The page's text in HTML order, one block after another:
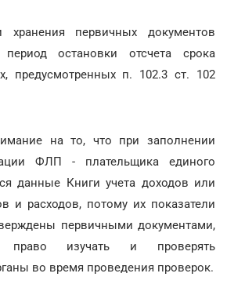
хранения первичных документов
остановки отсчета срока
предусмотренных п. 102.3 ст. 102
на то, что при заполнении
ФЛП - плательщика единого
данные Книги учета доходов или
и расходов, потому их показатели
первичными документами,
право изучать и проверять
во время проведения проверок.